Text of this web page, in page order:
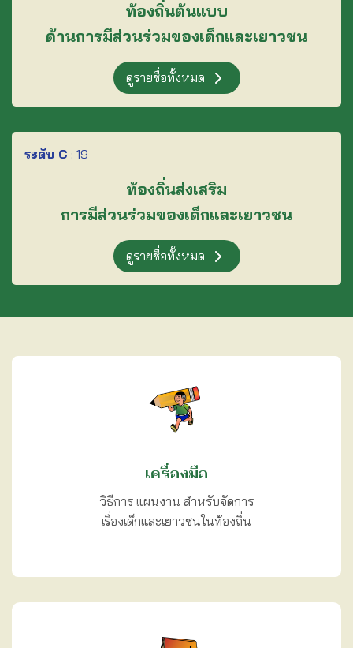
ท้องถิ่นต้นแบบ
ด้านการมีส่วนร่วมของเด็กและเยาวชน
ดูรายชื่อทั้งหมด
ระดับ C : 19
ท้องถิ่นส่งเสริม
การมีส่วนร่วมของเด็กและเยาวชน
ดูรายชื่อทั้งหมด
เครื่องมือ
วิธีการ แผนงาน สำหรับจัดการ
เรื่องเด็กและเยาวชนในท้องถิ่น